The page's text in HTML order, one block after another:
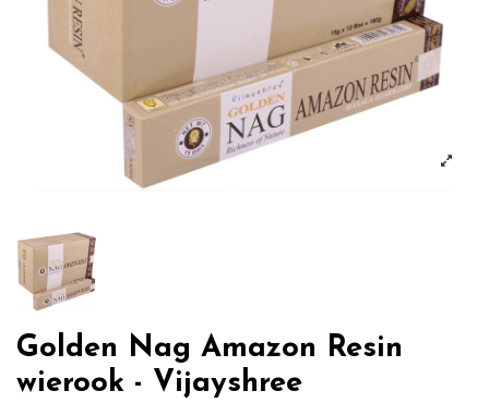
Golden Nag Amazon Resin
wierook - Vijayshree